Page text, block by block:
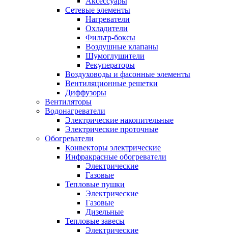
Сетевые элементы
Нагреватели
Охладители
Фильтр-боксы
Воздушные клапаны
Шумоглушители
Рекуператоры
Воздуховоды и фасонные элементы
Вентиляционные решетки
Диффузоры
Вентиляторы
Водонагреватели
Электрические накопительные
Электрические проточные
Обогреватели
Конвекторы электрические
Инфракрасные обогреватели
Электрические
Газовые
Тепловые пушки
Электрические
Газовые
Дизельные
Тепловые завесы
Электрические